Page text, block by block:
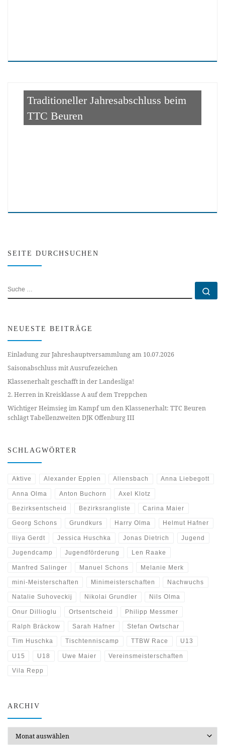
Traditioneller Jahresabschluss beim
TTC Beuren
SEITE DURCHSUCHEN
SUCHE
NEUESTE BEITRÄGE
Einladung zur Jahreshauptversammlung am 10.07.2026
Saisonabschluss mit Ausrufezeichen
Klassenerhalt geschafft in der Landesliga!
2. Herren in Kreisklasse A auf dem Treppchen
Wichtiger Heimsieg im Kampf um den Klassenerhalt: TTC Beuren
schlägt Tabellenzweiten DJK Offenburg III
SCHLAGWÖRTER
Aktive Alexander Epplen Allensbach Anna Liebegott
Anna Olma Anton Buchorn Axel Klotz
Bezirksentscheid Bezirksrangliste Carina Maier
Georg Schons Grundkurs Harry Olma Helmut Hafner
Iliya Gerdt Jessica Huschka Jonas Dietrich Jugend
Jugendcamp Jugendförderung Len Raake
Manfred Salinger Manuel Schons Melanie Merk
mini-Meisterschaften Minimeisterschaften Nachwuchs
Natalie Suhoveckij Nikolai Grundler Nils Olma
Onur Dillioglu Ortsentscheid Philipp Messmer
Ralph Bräckow Sarah Hafner Stefan Owtschar
Tim Huschka Tischtenniscamp TTBW Race U13
U15 U18 Uwe Maier Vereinsmeisterschaften
Vila Repp
ARCHIV